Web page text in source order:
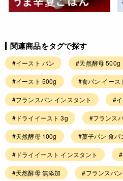
関連商品をタグで探す
#イースト パン #天然酵母 500g
#イースト 500g #食パン イース
#フランスパン インスタント #
#ドライイースト 3g #フランス
#天然酵母 100g #菓子パン 食パ
#ドライイースト インスタント
#天然酵母 無添加 #フランスパ